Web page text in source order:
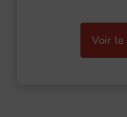
Voir le